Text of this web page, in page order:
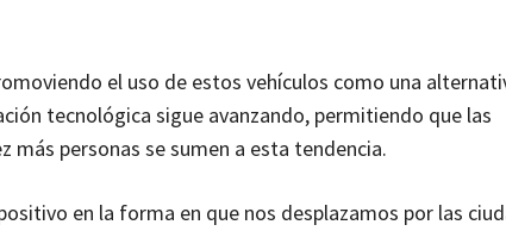
el uso de estos vehículos como una
tecnológica sigue avanzando, permitiendo que las
más personas se sumen a esta tendencia.
en la forma en que nos desplazamos por las